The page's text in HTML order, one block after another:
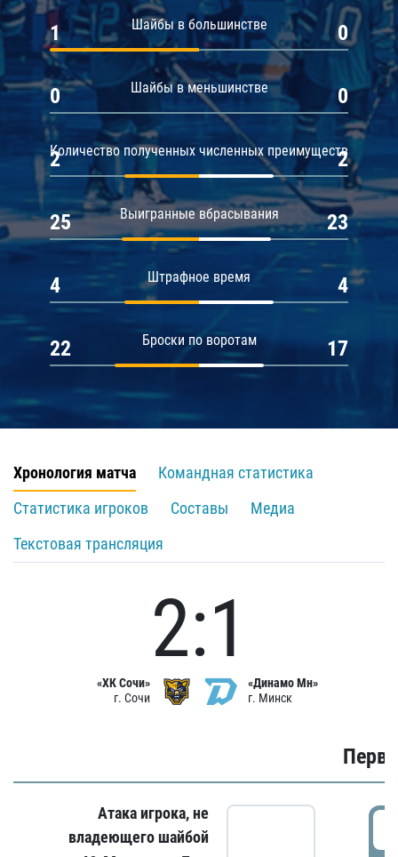
Шайбы в большинстве
1 0
Шайбы в меньшинстве
0 0
Количество полученных численных преимуществ
2 2
Выигранные вбрасывания
25 23
Штрафное время
4 4
Броски по воротам
22 17
Хронология матча
Командная статистика
Статистика игроков
Составы
Медиа
Текстовая трансляция
«ХК Сочи»
г. Сочи
2:1
«Динамо Мн»
г. Минск
Атака игрока, не
владеющего шайбой